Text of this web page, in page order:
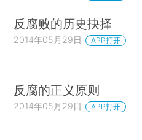
反腐败的历史抉择
2014年05月29日 APP打开
反腐的正义原则
2014年05月29日 APP打开